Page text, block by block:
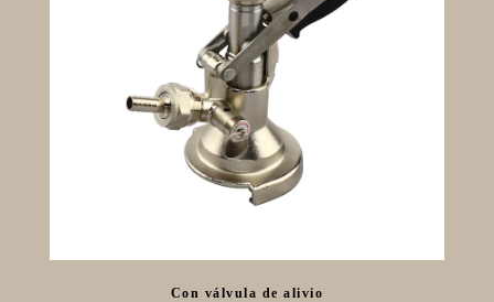
Con válvula de alivio